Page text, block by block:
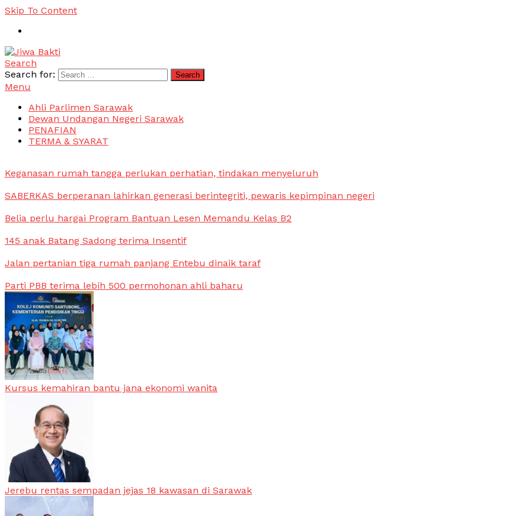
Skip To Content
Jiwa Bakti
Suara PBB Sarawak
Search
Search for:
Menu
Ahli Parlimen Sarawak
Dewan Undangan Negeri Sarawak
PENAFIAN
TERMA & SYARAT
Keganasan rumah tangga perlukan perhatian, tindakan menyeluruh
SABERKAS berperanan lahirkan generasi berintegriti, pewaris kepimpinan negeri
Belia perlu hargai Program Bantuan Lesen Memandu Kelas B2
145 anak Batang Sadong terima Insentif
Jalan pertanian tiga rumah panjang Entebu dinaik taraf
Parti PBB terima lebih 500 permohonan ahli baharu
Kursus kemahiran bantu jana ekonomi wanita
Jerebu rentas sempadan jejas 18 kawasan di Sarawak